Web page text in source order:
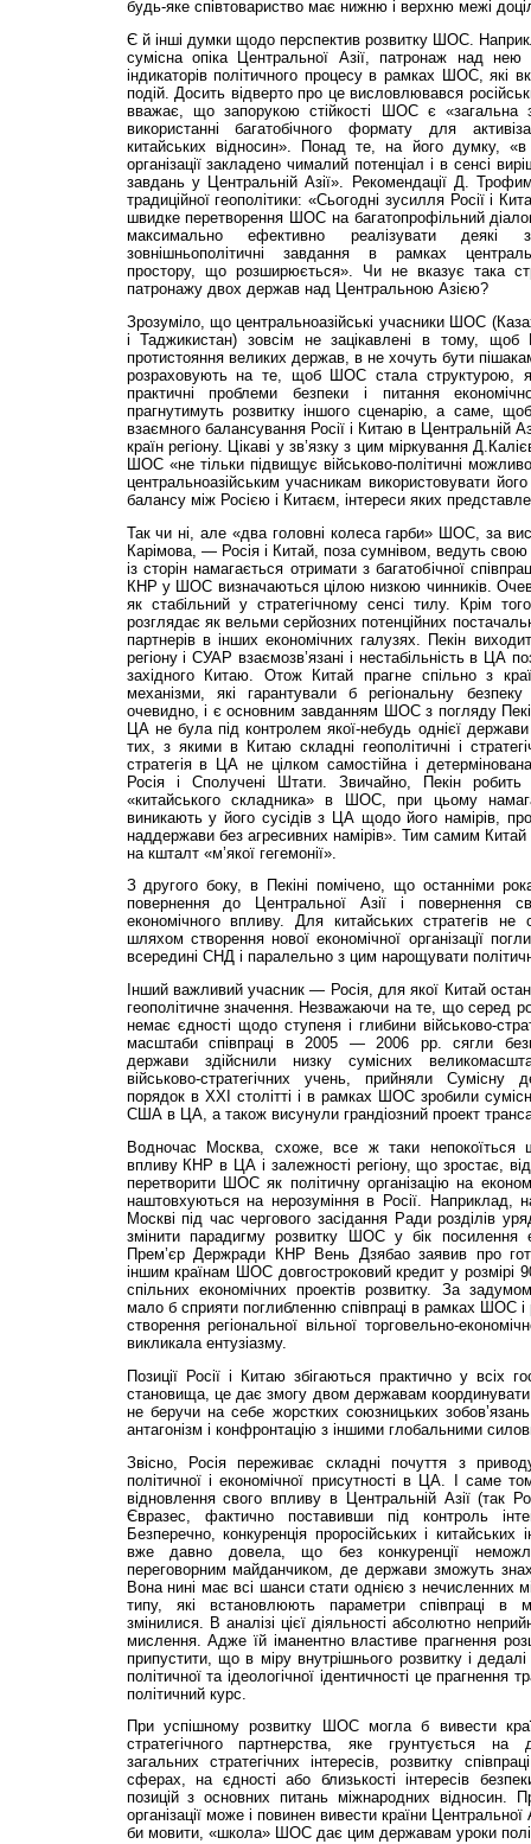
будь-яке співтовариство має нижню і верхню межі
Є й інші думки щодо перспектив розвитку ШОС.
сумісна опіка Центральної Азії, патронаж над
індикаторів політичного процесу в рамках ШОС, які
подій. Досить відверто про це висловлювався
вважає, що запорукою стійкості ШОС є «загальна
використанні багатобічного формату для
китайських відносин». Понад те, на його думку, «в
організації закладено чималий потенціал і в сенсі
завдань у Центральній Азії». Рекомендації Д.
традиційної геополітики: «Сьогодні зусилля Росії і
швидке перетворення ШОС на багатопрофільний
максимально ефективно реалізувати деякі
зовнішньополітичні завдання в рамках
простору, що розширюється». Чи не вказує така
патронажу двох держав над Центральною Азією?
Зрозуміло, що центральноазійські учасники ШОС
і Таджикистан) зовсім не зацікавлені в тому,
протистояння великих держав, в не хочуть бути
розраховують на те, щоб ШОС стала структурою,
практичні проблеми безпеки і питання
прагнутимуть розвитку іншого сценарію, а саме,
взаємного балансування Росії і Китаю в Центральній
країн регіону. Цікаві у зв’язку з цим міркування
ШОС «не тільки підвищує військово-політичні
центральноазійським учасникам використовувати
балансу між Росією і Китаєм, інтереси яких
Так чи ні, але «два головні колеса гарби» ШОС, за
Карімова, — Росія і Китай, поза сумнівом, ведуть свою
із сторін намагається отримати з багатобічної
КНР у ШОС визначаються цілою низкою чинників.
як стабільний у стратегічному сенсі тилу. Крім
розглядає як вельми серйозних потенційних
партнерів в інших економічних галузях. Пекін
регіону і СУАР взаємозв’язані і нестабільність в ЦА
західного Китаю. Отож Китай прагне спільно з
механізми, які гарантували б регіональну
очевидно, і є основним завданням ШОС з погляду
ЦА не була під контролем якої-небудь однієї
тих, з якими в Китаю складні геополітичні і
стратегія в ЦА не цілком самостійна і
Росія і Сполучені Штати. Звичайно, Пекін робить
«китайського складника» в ШОС, при цьому
виникають у його сусідів з ЦА щодо його намірів,
наддержави без агресивних намірів». Тим самим
на кшталт «м’якої гегемонії».
З другого боку, в Пекіні помічено, що останніми
повернення до Центральної Азії і повернення
економічного впливу. Для китайських стратегів
шляхом створення нової економічної організації
всередині СНД і паралельно з цим нарощувати
Інший важливий учасник — Росія, для якої Китай
геополітичне значення. Незважаючи на те, що серед
немає єдності щодо ступеня і глибини військово-
масштаби співпраці в 2005 — 2006 рр. сягли
держави здійснили низку сумісних
військово-стратегічних учень, прийняли Сумісну
порядок в ХХІ столітті і в рамках ШОС зробили
США в ЦА, а також висунули грандіозний проект
Водночас Москва, схоже, все ж таки непокоїться
впливу КНР в ЦА і залежності регіону, що зростає,
перетворити ШОС як політичну організацію на
наштовхуються на нерозуміння в Росії. Наприклад,
Москві під час чергового засідання Ради розділів
змінити парадигму розвитку ШОС у бік посилення
Прем’єр Держради КНР Вень Дзябао заявив про
іншим країнам ШОС довгостроковий кредит у розмірі
спільних економічних проектів розвитку. За
мало б сприяти поглибленню співпраці в рамках ШОС і
створення регіональної вільної торговельно-
викликала ентузіазму.
Позиції Росії і Китаю збігаються практично у всіх
становища, це дає змогу двом державам координувати
не беручи на себе жорстких союзницьких
антагонізм і конфронтацію з іншими глобальними
Звісно, Росія переживає складні почуття з
політичної і еконо­міч­ної присутності в ЦА. І саме
відновлення свого впливу в Центральній Азії (так
Євразес, фактично поставивши під контроль
Безперечно, конкуренція проросійських і китайських
вже давно довела, що без конкуренції
переговорним майданчиком, де держави зможуть
Вона нині має всі шанси стати однією з нечисленних
типу, які встановлюють параметри співпраці в
змінилися. В аналізі цієї діяльності абсолютно
мислення. Адже їй іманентно властиве прагнення
припустити, що в міру внутрішнього розвитку і дедалі
політичної та ідеологічної ідентичності це прагнення
політичний курс.
При успішному розвитку ШОС могла б вивести
стратегічного партнерства, яке грунтується на
загальних стратегічних інтересів, розвитку
сферах, на єдності або близькості інтересів
позицій з основних питань міжнародних відносин.
організації може і повинен вивести країни Центральної
би мовити, «школа» ШОС дає цим державам уроки